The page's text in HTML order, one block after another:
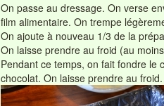
On passe au dressage. On verse
film alimentaire. On trempe
On ajoute à nouveau 1/3 de la
On laisse prendre au froid (au
Pendant ce temps, on fait fondre le
chocolat. On laisse prendre au froid.